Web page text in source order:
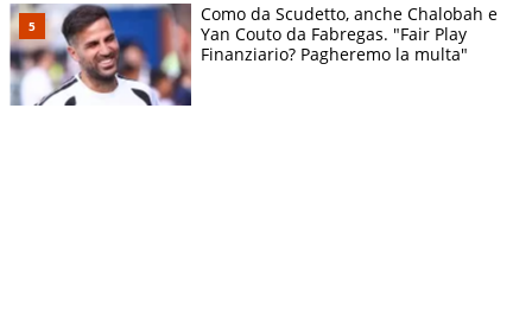
Como da Scudetto, anche Chalobah e
Yan Couto da Fabregas. "Fair Play
Finanziario? Pagheremo la multa"